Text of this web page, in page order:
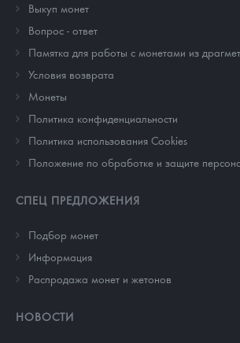
Выкуп монет
Вопрос - ответ
Памятка для работы с монетами из
Условия возврата
Монеты
Политика конфиденциальности
Политика использования Cookies
Положение по обработке и защите
СПЕЦ ПРЕДЛОЖЕНИЯ
Подбор монет
Информация
Распродажа монет и жетонов
НОВОСТИ